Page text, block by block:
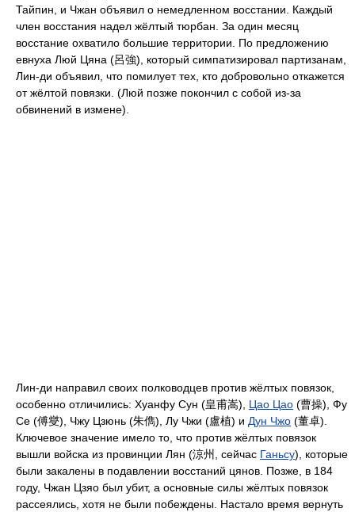
Тайпин, и Чжан объявил о немедленном восстании. Каждый
член восстания надел жёлтый тюрбан. За один месяц
восстание охватило большие территории. По предложению
евнуха Люй Цяна (呂強), который симпатизировал партизанам,
Лин-ди объявил, что помилует тех, кто добровольно откажется
от жёлтой повязки. (Люй позже покончил с собой из-за
обвинений в измене).
Лин-ди направил своих полководцев против жёлтых повязок,
особенно отличились: Хуанфу Сун (皇甫嵩), Цао Цао (曹操), Фу
Се (傅燮), Чжу Цзюнь (朱儁), Лу Чжи (盧植) и Дун Чжо (董卓).
Ключевое значение имело то, что против жёлтых повязок
вышли войска из провинции Лян (涼州, сейчас Ганьсу), которые
были закалены в подавлении восстаний цянов. Позже, в 184
году, Чжан Цзяо был убит, а основные силы жёлтых повязок
рассеялись, хотя не были побеждены. Настало время вернуть